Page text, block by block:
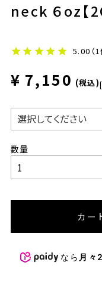
neck ６oz【
5.00 （
¥ 7,150 税込 [
カー
なら 月々